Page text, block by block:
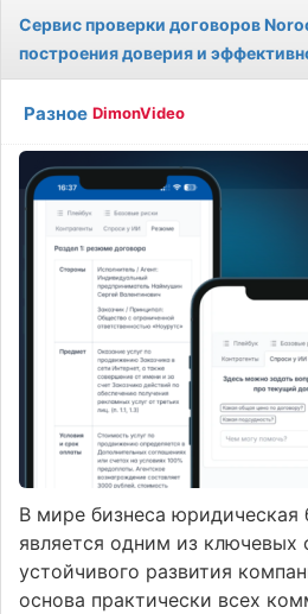
Сервис проверки договоров
построения доверия и
Разное DimonVideo
В мире бизнеса юридическая
является одним из ключевых
устойчивого развития
основа практически всех